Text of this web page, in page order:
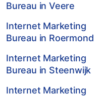
Bureau in Veere
Internet Marketing
Bureau in Roermond
Internet Marketing
Bureau in Steenwijk
Internet Marketing